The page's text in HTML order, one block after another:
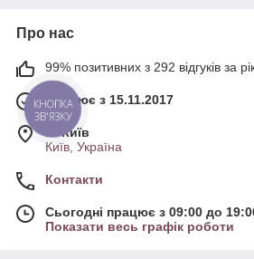
Про нас
99% позитивних з 292 відгуків за
Працює з 15.11.2017
м. Київ
Київ, Україна
Контакти
Сьогодні працює з 09:00 до
Показати весь графік роботи
КНОПКА
ЗВ'ЯЗКУ